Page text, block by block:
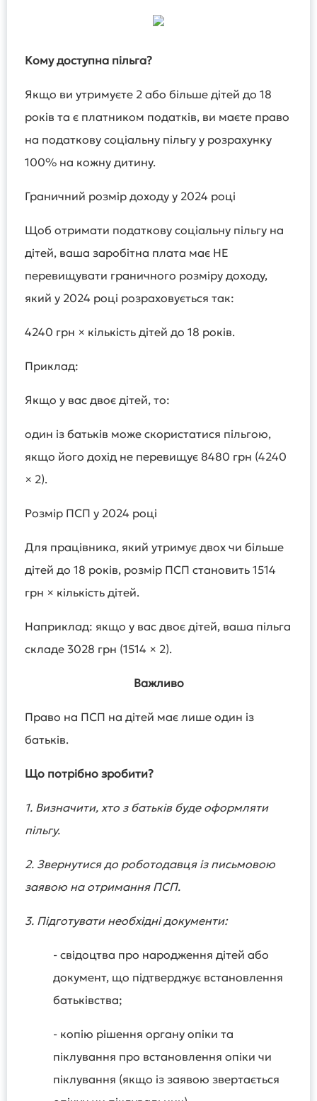
Кому доступна пільга?
Якщо ви утримуєте 2 або більше дітей до 18
років та є платником податків, ви маєте право
на податкову соціальну пільгу у розрахунку
100% на кожну дитину.
Граничний розмір доходу у 2024 році
Щоб отримати податкову соціальну пільгу на
дітей, ваша заробітна плата має НЕ
перевищувати граничного розміру доходу,
який у 2024 році розраховується так:
4240 грн × кількість дітей до 18 років.
Приклад:
Якщо у вас двоє дітей, то:
один із батьків може скористатися пільгою,
якщо його дохід не перевищує 8480 грн (4240
× 2).
Розмір ПСП у 2024 році
Для працівника, який утримує двох чи більше
дітей до 18 років, розмір ПСП становить 1514
грн × кількість дітей.
Наприклад: якщо у вас двоє дітей, ваша пільга
складе 3028 грн (1514 × 2).
Важливо
Право на ПСП на дітей має лише один із
батьків.
Що потрібно зробити?
1. Визначити, хто з батьків буде оформляти
пільгу.
2. Звернутися до роботодавця із письмовою
заявою на отримання ПСП.
3. Підготувати необхідні документи:
- свідоцтва про народження дітей або
документ, що підтверджує встановлення
батьківства;
- копію рішення органу опіки та
піклування про встановлення опіки чи
піклування (якщо із заявою звертається